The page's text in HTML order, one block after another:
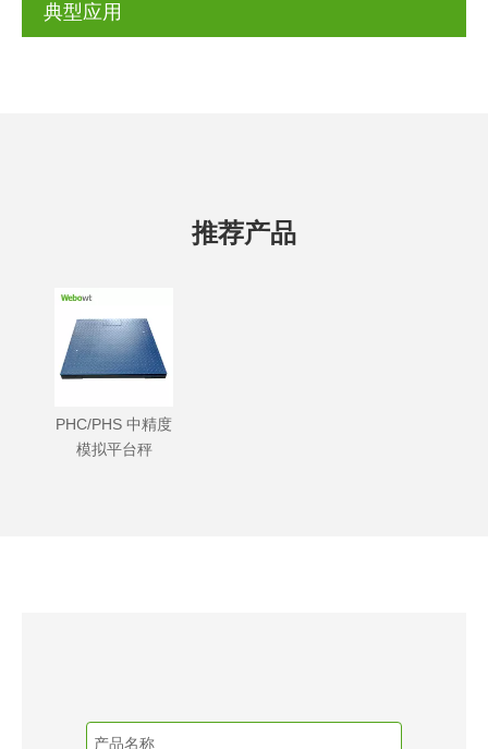
典型应用
推荐产品
PHC/PHS 中精度
模拟平台秤